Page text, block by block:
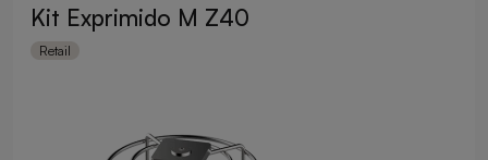
Kit Exprimido M Z40
Retail